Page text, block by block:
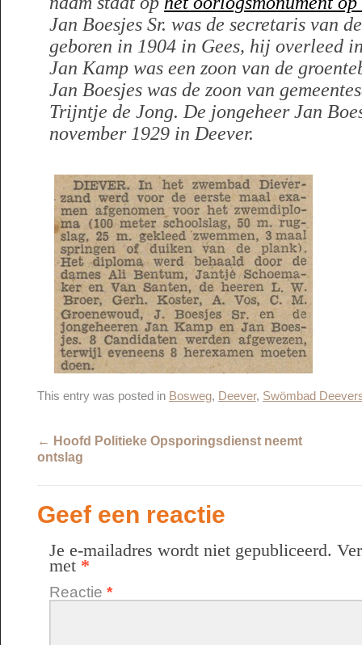
Jan Boesjes Sr. was de secretaris van
geboren in 1904 in Gees, hij overleed
Jan Kamp was een zoon van de
Jan Boesjes was de zoon van
Trijntje de Jong. De jongeheer Jan
november 1929 in Deever.
This entry was posted in Bosweg, Deever, Swömbad
← Hoofd Politieke Opsporingsdienst neemt
ontslag
Geef een reactie
Je e-mailadres wordt niet gepubliceerd.
met *
Reactie *